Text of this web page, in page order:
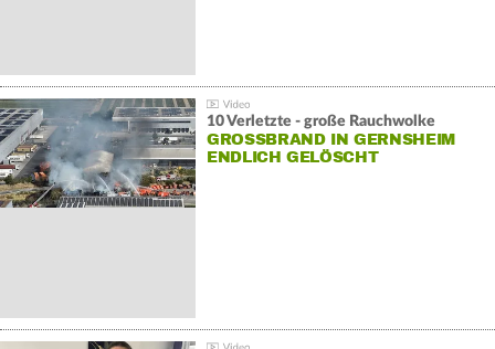
10 Verletzte - große Rauchwolke
GROSSBRAND IN GERNSHEIM E
NDLICH GELÖSCHT